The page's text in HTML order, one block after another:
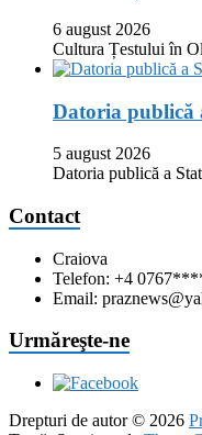
6 august 2026
Cultura Țestului în
Datoria publică
5 august 2026
Datoria publică a
Contact
Craiova
Telefon: +4
Email:
Urmăreşte-ne
Drepturi de autor © 2026